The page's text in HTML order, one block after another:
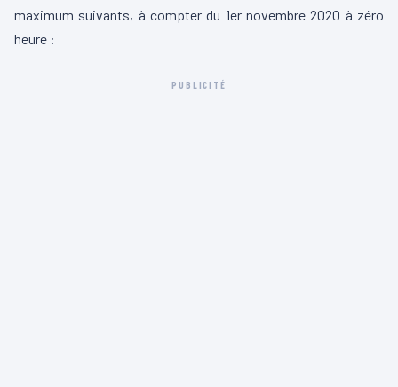
maximum suivants, à compter du 1er novembre 2020 à zéro
heure :
PUBLICITÉ